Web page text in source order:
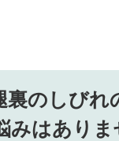
裏のしびれ
みはありま